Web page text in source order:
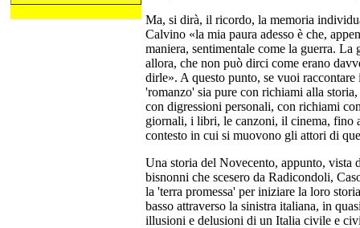
Ma, si dirà, il ricordo, la memoria
Calvino «la mia paura adesso è che,
maniera, sentimentale come la guerra.
allora, che non può dirci come erano
dirle». A questo punto, se vuoi
'romanzo' sia pure con richiami alla
con digressioni personali, con richiami
giornali, i libri, le canzoni, il cinema, fino
contesto in cui si muovono gli attori di
Una storia del Novecento, appunto, vista
bisnonni che scesero da Radicondoli,
la 'terra promessa' per iniziare la loro
basso attraverso la sinistra italiana, in
illusioni e delusioni di un Italia civile e